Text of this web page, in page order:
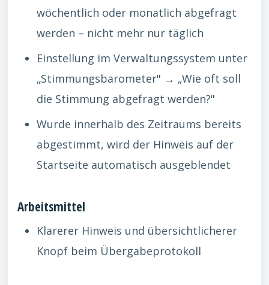
wöchentlich oder monatlich abgefragt
werden – nicht mehr nur täglich
Einstellung im Verwaltungssystem unter
„Stimmungsbarometer" → „Wie oft soll
die Stimmung abgefragt werden?"
Wurde innerhalb des Zeitraums bereits
abgestimmt, wird der Hinweis auf der
Startseite automatisch ausgeblendet
Arbeitsmittel
Klarerer Hinweis und übersichtlicherer
Knopf beim Übergabeprotokoll